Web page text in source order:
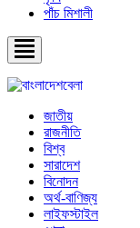
পাঁচ মিশালী
জাতীয়
রাজনীতি
বিশ্ব
সারাদেশ
বিনোদন
অর্থ-বাণিজ্য
লাইফস্টাইল